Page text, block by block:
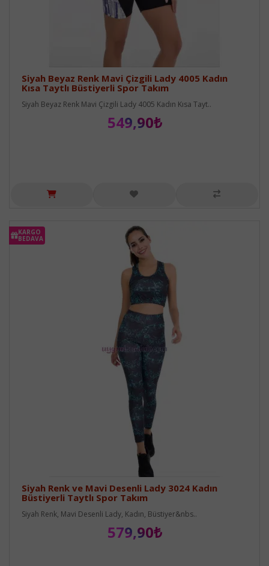
Siyah Beyaz Renk Mavi Çizgili Lady 4005 Kadın
Kısa Taytlı Büstiyerli Spor Takım
Siyah Beyaz Renk Mavi Çizgili Lady 4005 Kadın Kısa Tayt..
549,90₺
KARGO
BEDAVA
Siyah Renk ve Mavi Desenli Lady 3024 Kadın
Büstiyerli Taytlı Spor Takım
Siyah Renk, Mavi Desenli Lady, Kadın, Büstiyer&nbs..
579,90₺